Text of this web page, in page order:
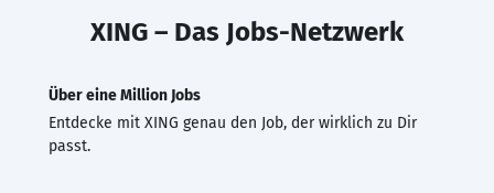
XING – Das Jobs-Netzwerk
Über eine Million Jobs
Entdecke mit XING genau den Job, der wirklich zu Dir
passt.